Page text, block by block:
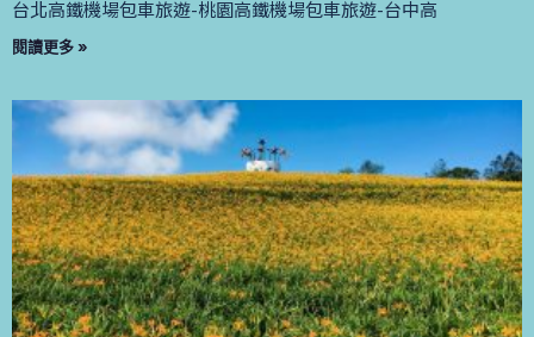
台北高鐵機場包車旅遊-桃園高鐵機場包車旅遊-台中高
閱讀更多 »